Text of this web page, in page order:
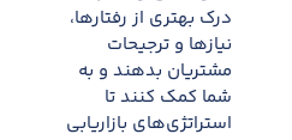
درک بهتری از رفتارها،
نیازها و ترجیحات
مشتریان بدهند و به
شما کمک کنند تا
استراتژی‌های بازاریابی